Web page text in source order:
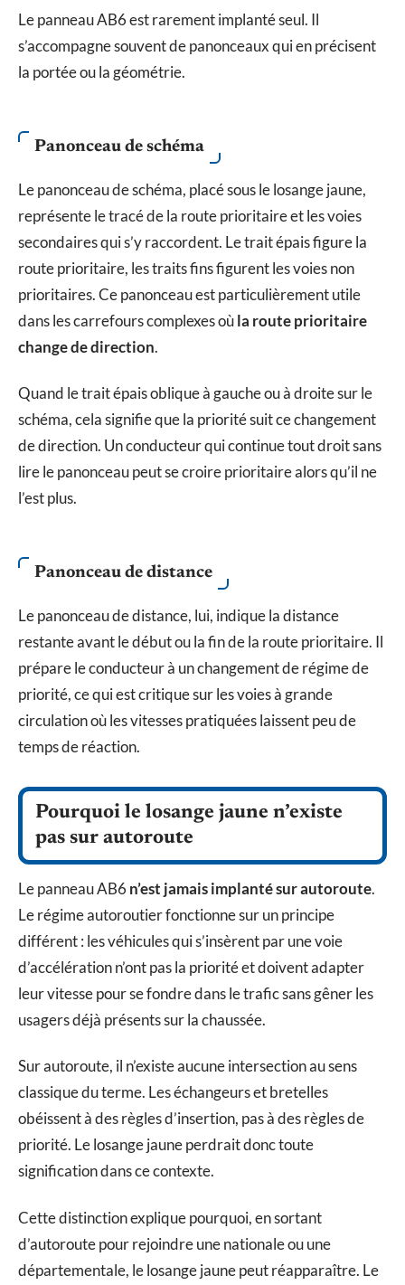
Le panneau AB6 est rarement implanté seul. Il
s’accompagne souvent de panonceaux qui en précisent
la portée ou la géométrie.
Panonceau de schéma
Le panonceau de schéma, placé sous le losange jaune,
représente le tracé de la route prioritaire et les voies
secondaires qui s’y raccordent. Le trait épais figure la
route prioritaire, les traits fins figurent les voies non
prioritaires. Ce panonceau est particulièrement utile
dans les carrefours complexes oùla route prioritaire
change de direction.
Quand le trait épais oblique à gauche ou à droite sur le
schéma, cela signifie que la priorité suit ce changement
de direction. Un conducteur qui continue tout droit sans
lire le panonceau peut se croire prioritaire alors qu’il ne
l’est plus.
Panonceau de distance
Le panonceau de distance, lui, indique la distance
restante avant le début ou la fin de la route prioritaire. Il
prépare le conducteur à un changement de régime de
priorité, ce qui est critique sur les voies à grande
circulation où les vitesses pratiquées laissent peu de
temps de réaction.
Pourquoi le losange jaune n’existe
pas sur autoroute
Le panneau AB6 n’est jamais implanté sur autoroute.
Le régime autoroutier fonctionne sur un principe
différent : les véhicules qui s’insèrent par une voie
d’accélération n’ont pas la priorité et doivent adapter
leur vitesse pour se fondre dans le trafic sans gêner les
usagers déjà présents sur la chaussée.
Sur autoroute, il n’existe aucune intersection au sens
classique du terme. Les échangeurs et bretelles
obéissent à des règles d’insertion, pas à des règles de
priorité. Le losange jaune perdrait donc toute
signification dans ce contexte.
Cette distinction explique pourquoi, en sortant
d’autoroute pour rejoindre une nationale ou une
départementale, le losange jaune peut réapparaître. Le